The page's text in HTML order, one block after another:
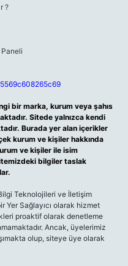
?
bir marka, kurum veya şahıs
Sitede yalnızca kendi
Burada yer alan içerikler
kurum ve kişiler hakkında
ve kişiler ile isim
bilgiler taslak
Teknolojileri ve İletişim
Yer Sağlayıcı olarak hizmet
proaktif olarak denetleme
Ancak, üyelerimiz
olup, siteye üye olarak